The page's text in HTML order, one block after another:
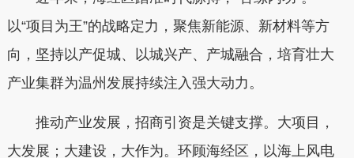
以“项目为王”的战略定力，聚焦新能源、新材料等方
向，坚持以产促城、以城兴产、产城融合，培育壮大
产业集群为温州发展持续注入强大动力。
推动产业发展，招商引资是关键支撑。大项目，
大发展；大建设，大作为。环顾海经区，以海上风电